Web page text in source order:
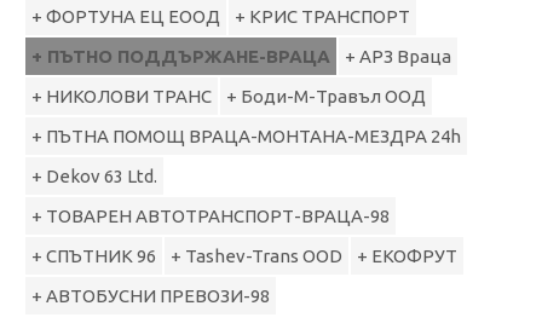
+ ФОРТУНА ЕЦ ЕООД
+ КРИС ТРАНСПОРТ
+ ПЪТНО ПОДДЪРЖАНЕ-ВРАЦА
+ АРЗ Враца
+ НИКОЛОВИ ТРАНС
+ Боди-М-Травъл ООД
+ ПЪТНА ПОМОЩ ВРАЦА-МОНТАНА-МЕЗДРА 24h
+ Dekov 63 Ltd.
+ ТОВАРЕН АВТОТРАНСПОРТ-ВРАЦА-98
+ СПЪТНИК 96
+ Tashev-Trans OOD
+ ЕКОФРУТ
+ АВТОБУСНИ ПРЕВОЗИ-98